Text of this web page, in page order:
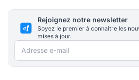
Rejoignez notre newsletter
Soyez le premier à connaître les
mises à jour.
Adresse e-mail